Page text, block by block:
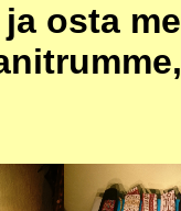
osta